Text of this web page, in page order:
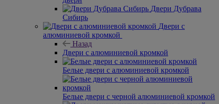
Двери Дубрава
Сибирь
Двери с
алюминиевой кромкой
Назад
Двери с алюминиевой кромкой
Белые двери с алюминиевой кромкой
Белые двери с черной алюминиевой кромкой